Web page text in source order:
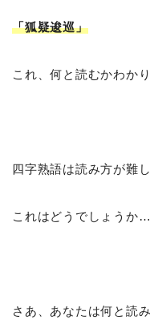
「狐疑逡巡」
これ、何と読むかわか
四字熟語は読み方が難
これはどうでしょうか
さあ、あなたは何と読